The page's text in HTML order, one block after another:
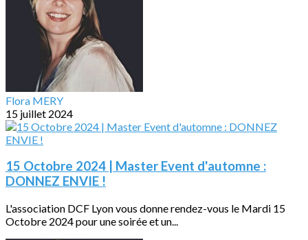
Flora MERY
15 juillet 2024
15 Octobre 2024 | Master Event d'automne :
DONNEZ ENVIE !
L'association DCF Lyon vous donne rendez-vous le Mardi 15
Octobre 2024 pour une soirée et un...